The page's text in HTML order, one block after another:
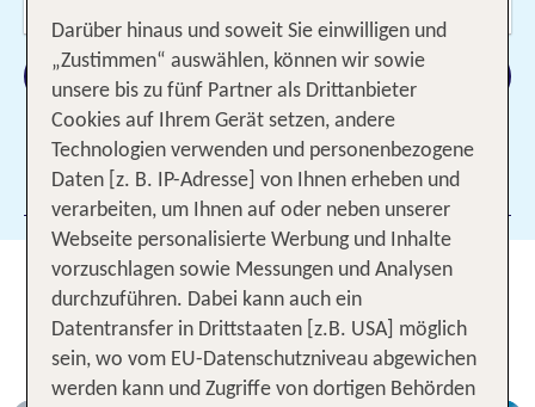
Suchen
Filter hinzufügen
Mexiko Pauschalreisen - Unsere
TOP Angebote für 1 Woche Hotel
inkl. Flug
Darüber hinaus und soweit Sie einwilligen und
„Zustimmen“ auswählen, können wir sowie
unsere bis zu fünf Partner als Drittanbieter
Cookies auf Ihrem Gerät setzen, andere
Technologien verwenden und personenbezogene
Daten [z. B. IP-Adresse] von Ihnen erheben und
verarbeiten, um Ihnen auf oder neben unserer
Webseite personalisierte Werbung und Inhalte
vorzuschlagen sowie Messungen und Analysen
durchzuführen. Dabei kann auch ein
Datentransfer in Drittstaaten [z.B. USA] möglich
sein, wo vom EU-Datenschutzniveau abgewichen
werden kann und Zugriffe von dortigen Behörden